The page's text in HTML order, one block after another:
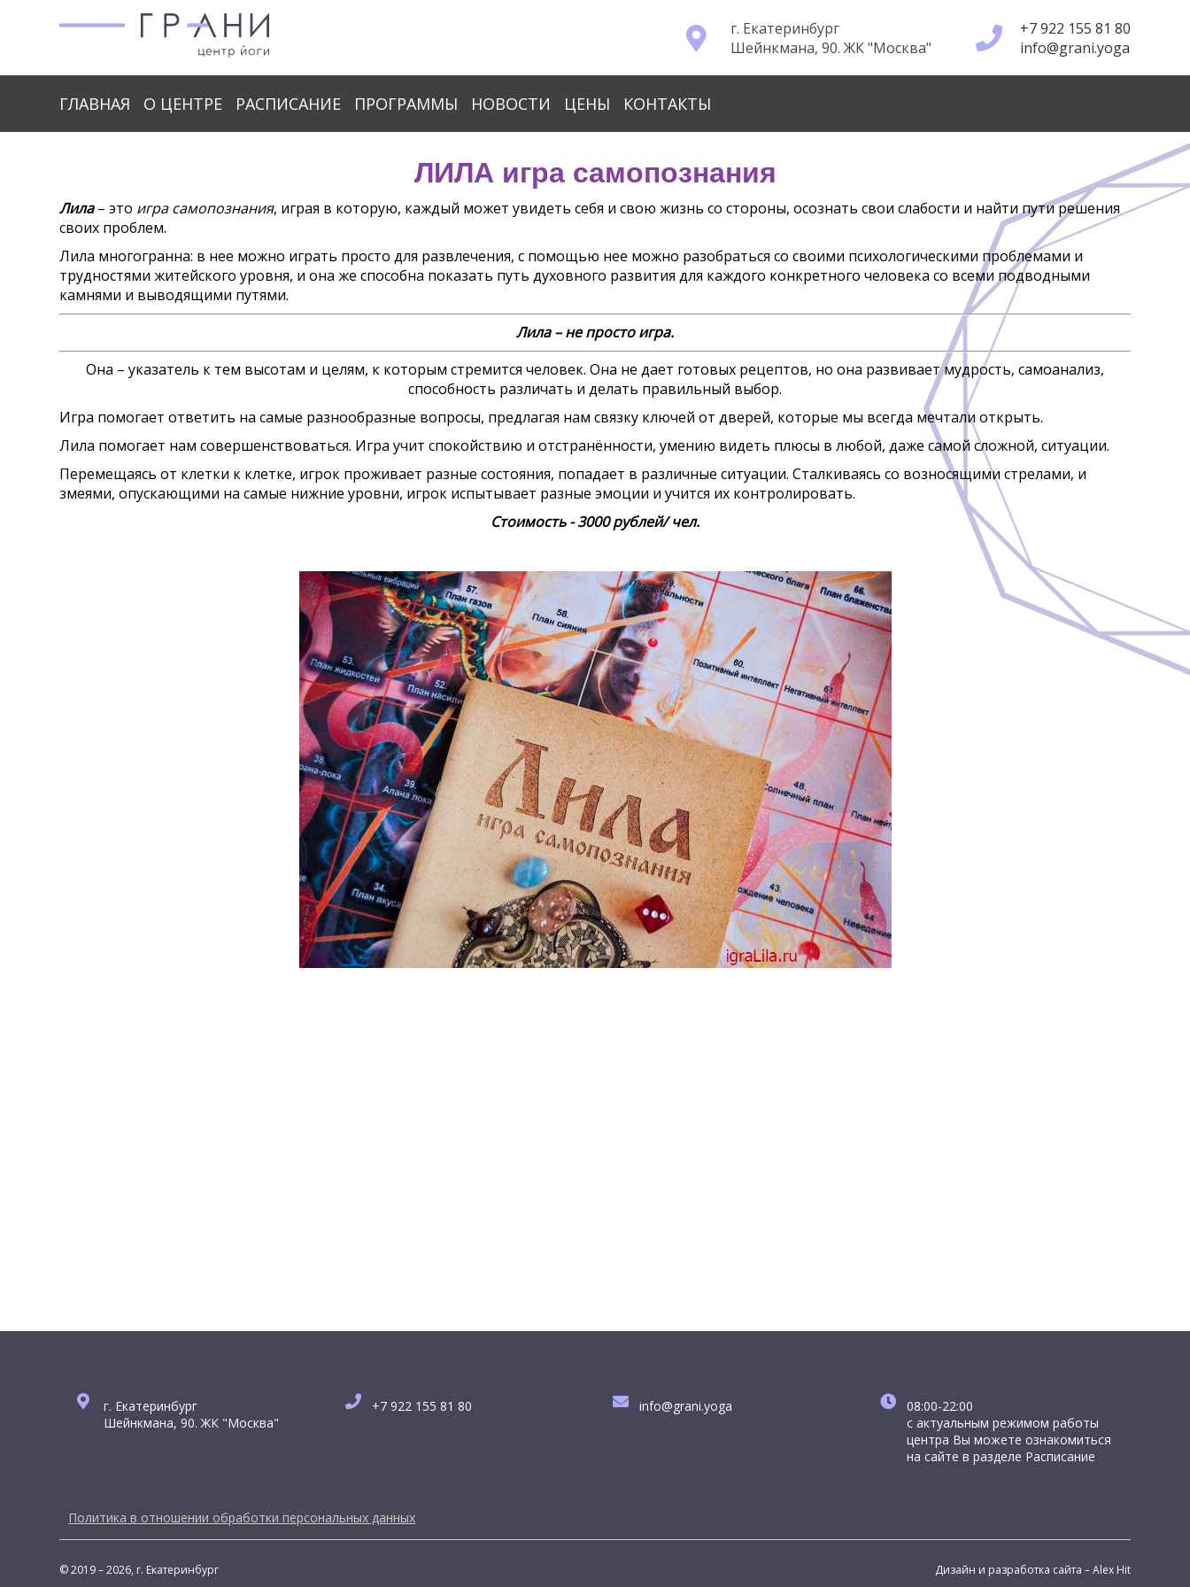
г. Екатеринбург
Шейнкмана, 90. ЖК "Москва"
+7 922 155 81 80
info@grani.yoga
ГЛАВНАЯ О ЦЕНТРЕ РАСПИСАНИЕ ПРОГРАММЫ НОВОСТИ ЦЕНЫ КОНТАКТЫ
ЛИЛА игра самопознания
Лила– это игра самопознания, играя в которую, каждый может увидеть себя и свою жизнь со стороны, осознать свои слабости и найти пути решения
своих проблем.
Лила многогранна: в нее можно играть просто для развлечения, с помощью нее можно разобраться со своими психологическими проблемами и
трудностями житейского уровня, и она же способна показать путь духовного развития для каждого конкретного человека со всеми подводными
камнями и выводящими путями.
Лила – не просто игра.
Она – указатель к тем высотам и целям, к которым стремится человек. Она не дает готовых рецептов, но она развивает мудрость, самоанализ,
способность различать и делать правильный выбор.
Игра помогает ответить на самые разнообразные вопросы, предлагая нам связку ключей от дверей, которые мы всегда мечтали открыть.
Лила помогает нам совершенствоваться. Игра учит спокойствию и отстранённости, умению видеть плюсы в любой, даже самой сложной, ситуации.
Перемещаясь от клетки к клетке, игрок проживает разные состояния, попадает в различные ситуации. Сталкиваясь со возносящими стрелами, и
змеями, опускающими на самые нижние уровни, игрок испытывает разные эмоции и учится их контролировать.
Стоимость - 3000 рублей/ чел.
г. Екатеринбург
Шейнкмана, 90. ЖК "Москва"
+7 922 155 81 80 info@grani.yoga
08:00-22:00
с актуальным режимом работы
центра Вы можете ознакомиться
на сайте в разделе Расписание
Политика в отношении обработки персональных данных
© 2019 – 2026, г. Екатеринбург Дизайн и разработка сайта – Alex Hit